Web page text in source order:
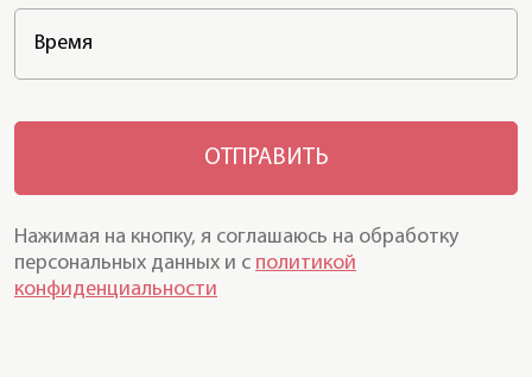
Нажимая на кнопку, я соглашаюсь на обработку
персональных данных и с политикой
конфиденциальности